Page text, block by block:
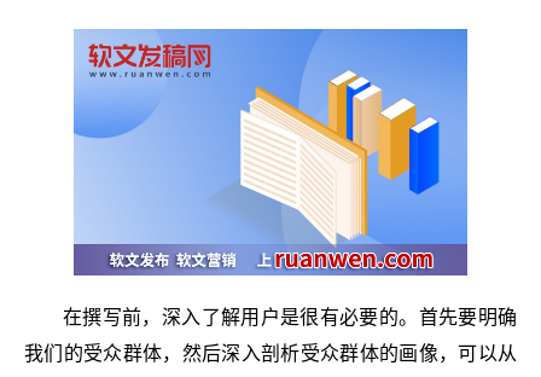
在撰写前，深入了解用户是很有必要的。首先要明确
我们的受众群体，然后深入剖析受众群体的画像，可以从